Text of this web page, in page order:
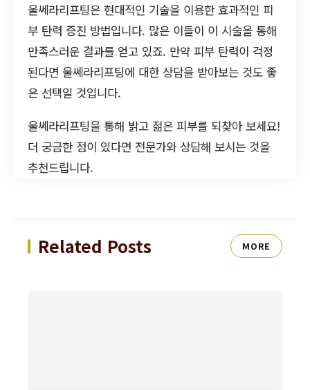
울쎄라리프팅은 현대적인 기술을 이용한 효과적인 피
부 탄력 증진 방법입니다. 많은 이들이 이 시술을 통해
만족스러운 결과를 얻고 있죠. 만약 피부 탄력이 걱정
된다면 울쎄라리프팅에 대한 상담을 받아보는 것도 좋
은 선택일 것입니다.
울쎄라리프팅을 통해 밝고 젊은 피부를 되찾아 보세요!
더 궁금한 점이 있다면 전문가와 상담해 보시는 것을
추천드립니다.
Related Posts MORE